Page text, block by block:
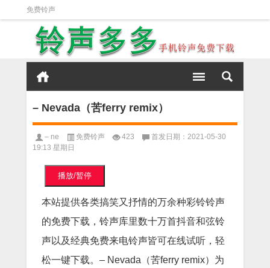
免费铃声
– Nevada（苦ferry remix）
– ne 免费铃声 423
首发日期：2021-05-30
19:13 星期日
播放/暂停
本站提供各类搞笑又抒情的万余种彩铃铃声
的免费下载，铃声库里数十万首抖音和弦铃
声以及经典免费来电铃声皆可在线试听，轻
松一键下载。– Nevada（苦ferry remix）为